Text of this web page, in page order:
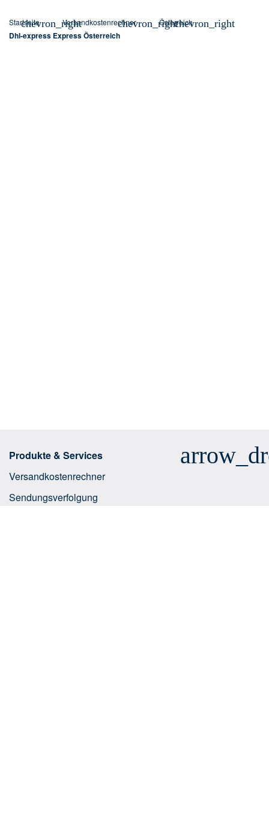
Startseite
chevron_rightVersandkostenrechnerchevron_right
Österreich
chevron_right
Dhl-express Express Österreich
Produkte & Services
Versandkostenrechner
Sendungsverfolgung